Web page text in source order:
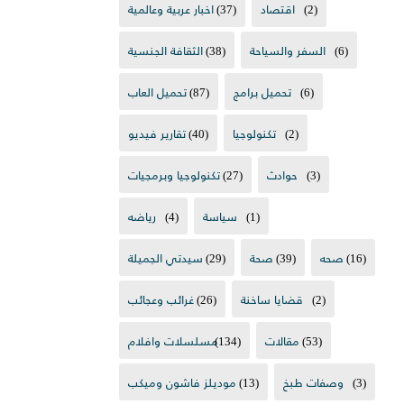
اخبار عربية وعالمية(37) اقتصاد (2)
الثقافة الجنسية(38) السفر والسياحة (6)
تحميل العاب(87) تحميل برامج (6)
تقارير فيديو(40) تكنولوجيا (2)
تكنولوجيا وبرمجيات(27) حوادث (3)
رياضه (4) سياسة (1)
سيدتي الجميلة(29) صحة(39) صحه(16)
غرائب وعجائب(26) قضايا ساخنة (2)
مسلسلات وافلام(134) مقالات(53)
موديلز فاشون وميكب(13) وصفات طبخ (3)